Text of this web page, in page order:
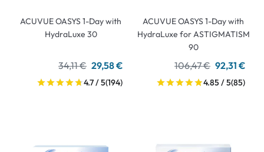
ACUVUE OASYS 1-Day with
HydraLuxe 30
34,11 € 29,58 €
4.7 / 5(194)
ACUVUE OASYS 1-Day with
HydraLuxe for ASTIGMATISM
90
106,47 € 92,31 €
4.85 / 5(85)